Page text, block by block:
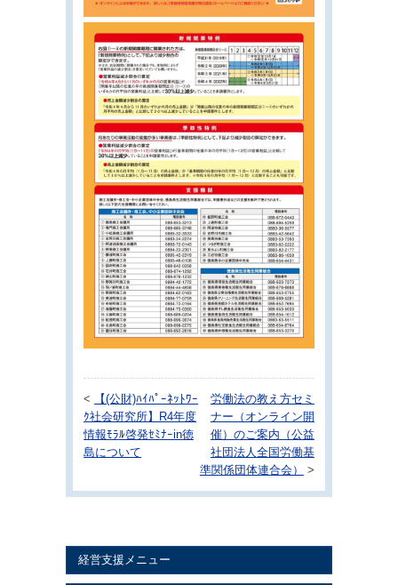
<
【(公財)ﾊｲﾊﾟｰﾈｯﾄﾜｰ
ｸ社会研究所】R4年度
情報ﾓﾗﾙ啓発ｾﾐﾅｰin徳
島について
労働法の教え方セミ
ナー（オンライン開
催）のご案内（公益
社団法人全国労働基
準関係団体連合会）
>
経営支援メニュー